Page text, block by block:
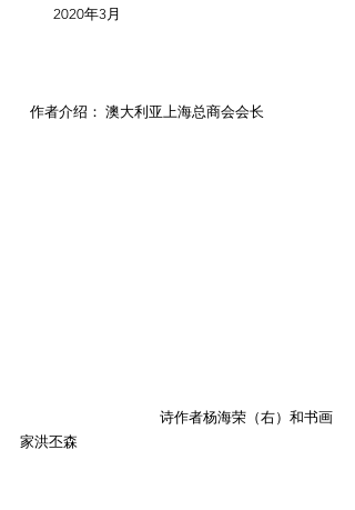
          2020年3月
   作者介绍： 澳大利亚上海总商会会长
家洪丕森